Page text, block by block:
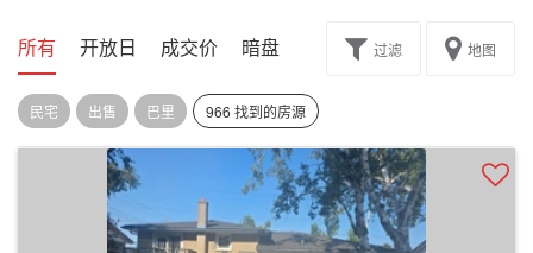
所有 开放日 成交价 暗盘 楼花转让过滤 地图
民宅 出售 巴里 966 找到的房源